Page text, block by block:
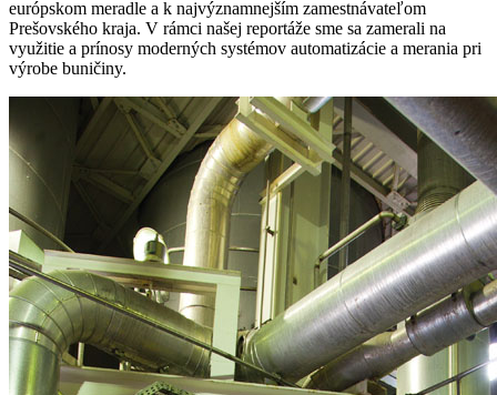
európskom meradle a k najvýznamnejším zamestnávateľom
Prešovského kraja. V rámci našej reportáže sme sa zamerali na
využitie a prínosy moderných systémov automatizácie a merania pri
výrobe buničiny.